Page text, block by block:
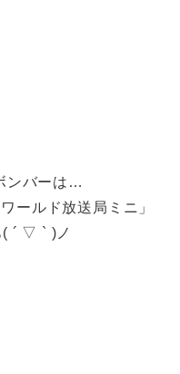
ンバーは…
ールド放送局ミニ」
´ ▽ ` )ノ